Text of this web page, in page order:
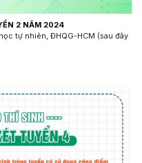
2 NĂM 2024
tự nhiên, ĐHQG-HCM (sau đây